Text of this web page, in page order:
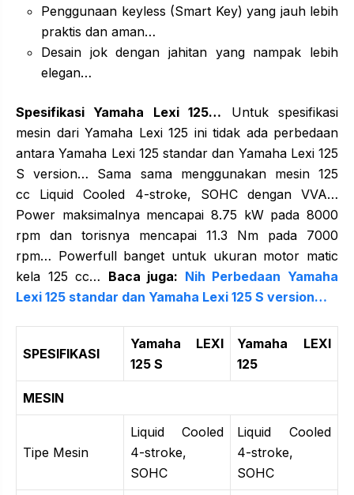
Penggunaan keyless (Smart Key) yang jauh lebih
praktis dan aman…
Desain jok dengan jahitan yang nampak lebih
elegan…
Spesifikasi Yamaha Lexi 125… Untuk spesifikasi
mesin dari Yamaha Lexi 125 ini tidak ada perbedaan
antara Yamaha Lexi 125 standar dan Yamaha Lexi 125
S version… Sama sama menggunakan mesin 125
cc Liquid Cooled 4-stroke, SOHC dengan VVA…
Power maksimalnya mencapai 8.75 kW pada 8000
rpm dan torisnya mencapai 11.3 Nm pada 7000
rpm… Powerfull banget untuk ukuran motor matic
kela 125 cc… Baca juga: Nih Perbedaan Yamaha
Lexi 125 standar dan Yamaha Lexi 125 S version…
SPESIFIKASI
Yamaha LEXI
125 S
Yamaha LEXI
125
MESIN
Tipe Mesin
Liquid Cooled
4-stroke,
SOHC
Liquid Cooled
4-stroke,
SOHC